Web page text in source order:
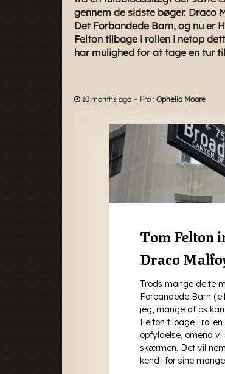
gennem de sidste bøger.
Det Forbandede Barn, og nu er
Felton tilbage i rollen i netop
har mulighed for at tage en tur
10 months ago - Fra : Ophelia Moore